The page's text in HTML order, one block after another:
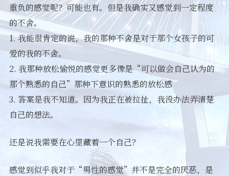
重负的感觉呢？可能也有。但是我确实又感觉到一定程度
的不舍。
1. 我能很肯定的说，我的那种不舍是对于那个女孩子的可
爱的我的不舍。
2. 我那种放松愉悦的感觉更多像是“可以做会自己认为的
那个熟悉的自己”那种下意识的熟悉的放松感
3. 答案是我不知道。因为我正在被拉扯，我没办法弄清楚
自己的想法。
还是说我需要在心里藏着一个自己？
感觉到似乎我对于“男性的感觉”并不是完全的厌恶，是